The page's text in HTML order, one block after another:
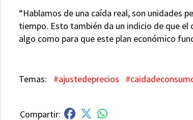
“Hablamos de una caída real, son unidades
tiempo. Esto también da un indicio de que
algo como para que este plan económico
#ajustedeprecios